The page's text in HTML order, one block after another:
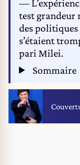
—
test grandeur
des
s’étaient
pari Milei.
Sommaire